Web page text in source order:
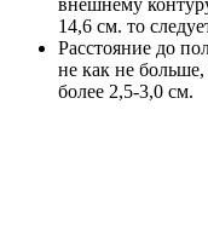
14,6 см. то
Расстояние до
не как не
более 2,5-3,0 см.